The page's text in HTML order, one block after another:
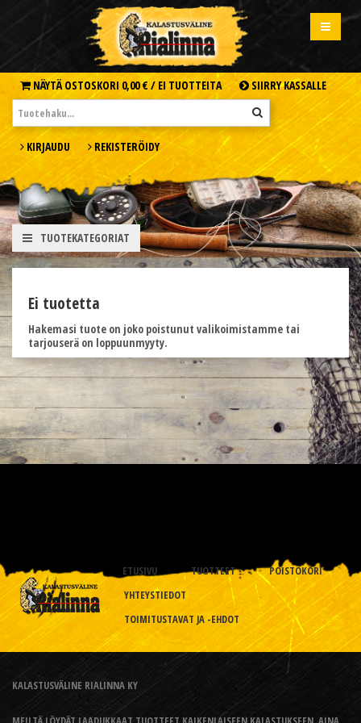
NÄYTÄ OSTOSKORI 0,00 € / EI TUOTTEITA SIIRRY KASSALLE
KIRJAUDU REKISTERÖIDY
TUOTEKATEGORIAT
Ei tuotetta
Hakemasi tuote on joko poistunut valikoimistamme tai
tarjouserä on loppuunmyyty.
ETUSIVU TUOTTEET
POISTOKORI
YHTEYSTIEDOT
TOIMITUSTAVAT JA -EHDOT
KALASTUSVÄLINE RIALINNA KY